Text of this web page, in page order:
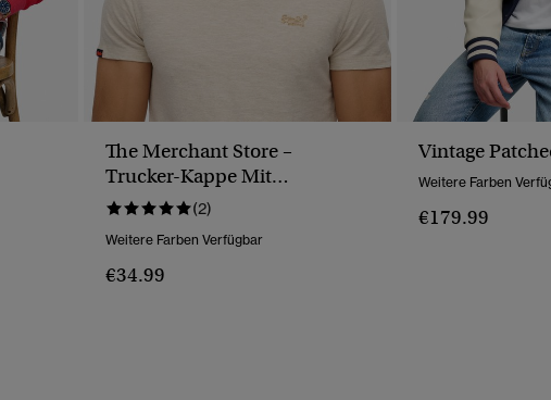
The Merchant Store –
Trucker-Kappe Mit
Monogramm
(2)
Weitere Farben Verfügbar
€34.99
Vintage
Weitere Farben
€179.99